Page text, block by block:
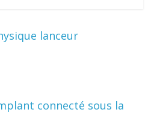
lanceur
connecté sous la